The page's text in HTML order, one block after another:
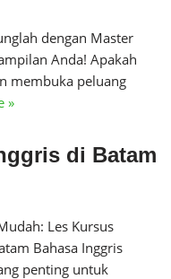
dengan Master
Anda! Apakah
membuka peluang
»
di Batam
Les Kursus
Bahasa Inggris
penting untuk